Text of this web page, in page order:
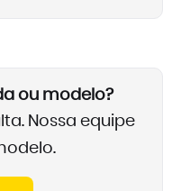
ou modelo?
Nossa equipe